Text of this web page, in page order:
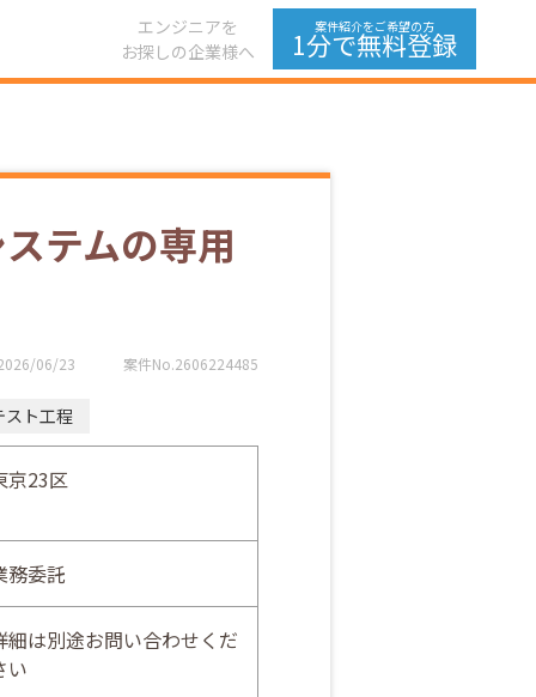
エンジニアを
お探しの企業様へ
案件紹介をご希望の方
1分で無料登録
テムの専用
06/23 案件No.2606224485
スト工程
京23区
務委託
細は別途お問い合わせくだ
い